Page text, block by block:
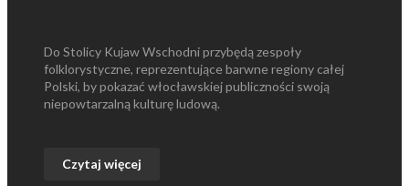
Do Stolicy Kujaw Wschodni przybędą zespoły
folklorystyczne, reprezentujące barwne regiony całej
Polski, by pokazać włocławskiej publiczności swoją
niepowtarzalną kulturę ludową.
Czytaj więcej